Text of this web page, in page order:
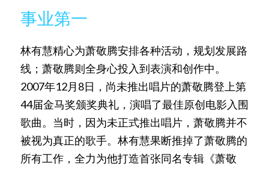
事业第一
林有慧精心为萧敬腾安排各种活动，规划发展路
线；萧敬腾则全身心投入到表演和创作中。
2007年12月8日，尚未推出唱片的萧敬腾登上第
44届金马奖颁奖典礼，演唱了最佳原创电影入围
歌曲。当时，因为未正式推出唱片，萧敬腾并不
被视为真正的歌手。林有慧果断推掉了萧敬腾的
所有工作，全力为他打造首张同名专辑《萧敬